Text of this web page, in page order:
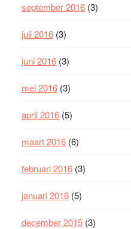
september 2016(3)
juli 2016(3)
juni 2016(3)
mei 2016(3)
april 2016(5)
maart 2016(6)
februari 2016(3)
januari 2016(5)
december 2015(3)